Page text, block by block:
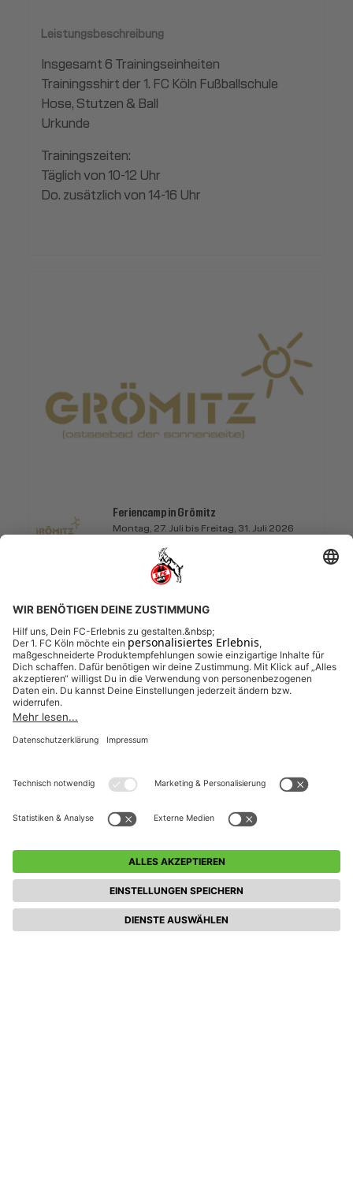
Leistungsbeschreibung
Insgesamt 6 Trainingseinheiten
Trainingsshirt der 1. FC Köln Fußballschule
Hose, Stutzen & Ball
Urkunde
Trainingszeiten:
Täglich von 10-12 Uhr
Do. zusätzlich von 14-16 Uhr
Feriencamp in Grömitz
Montag, 27. Juli bis Freitag, 31. Juli 2026
Feriencamp mobil 5 Tage Grömitz
27.07.2026 bis 31.07.2026 (0 zukünftige
ANMELDEFENSTER GESCHLOSSEN
Anmeldeschluss 24. Juli 2026, 10:00 Uhr
155,00 EUR
Weitere Veranstaltungen entdecken (Feriencamp
mobil 5 Tage Grömitz)